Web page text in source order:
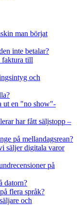
man börjat
inte betalar?
faktura till
och
ut en "no show"-
har fått säljstopp –
på mellandagsrean?
säljer digitala varor
på
datorn?
flera språk?
och